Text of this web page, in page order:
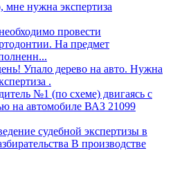
мне нужна экспертиза
провести
На предмет
Упало дерево на авто. Нужна
.
№1 (по схеме) двигаясь с
на автомобиле ВАЗ 21099
судебной экспертизы в
В производстве